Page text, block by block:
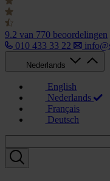
9.2 van 770 beoordelingen
010 433 33 22
Nederlands
English
Nederlands
Français
Deutsch